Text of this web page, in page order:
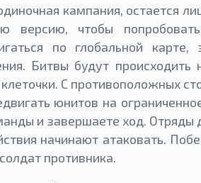
кампания, остается
версию, чтобы
по глобальной карте,
Битвы будут происходить
С противоположных
юнитов на
и завершаете ход. Отряды
начинают атаковать.
противника.